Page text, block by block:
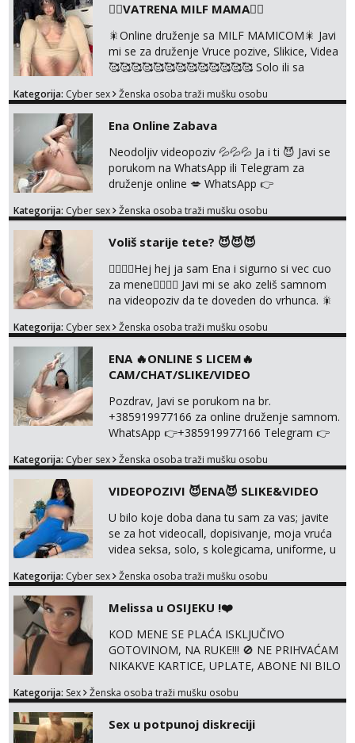
Uvijek sam spremna za ONLOINE zabavu.
Volim vruće u porukama uz pokoju fotku.
Radim slikice i videa po tvojoj želji te imam
raznih mater...
❤️‍🔥VATRENA MILF MAMA❤️‍🔥
🎇Online druženje sa MILF MAMICOM🎇 Javi
mi se za druženje Vruce pozive, Slikice, Videa
🥰🥰🥰🥰🥰🥰🥰🥰🥰🥰🥰🥰🥰 Solo ili sa
WhatsApp ili Telegram WhatsApp 👉
@enafriedrichkis 🤬NE RADIM SASTANKE I
DRUZENJA UZIVO🤬
Kategorija: Cyber sex Ženska osoba traži mušku osobu
Ena Online Zabava
Neodoljiv videopoziv 💦💦💦 Ja i ti 😈 Javi se
porukom na WhatsApp ili Telegram za
druženje online 💋 WhatsApp 👉
@enafriedrichkis NEE radimo sastnke uzivo
Kategorija: Cyber sex Ženska osoba traži mušku osobu
Voliš starije tete? 😈😈😈
❤️‍🔥❤️‍🔥Hej hej ja sam Ena i sigurno si vec cuo
za mene❤️‍🔥❤️‍🔥 Javi mi se ako zeliš samnom
na videopoziv da te doveden do vrhunca. 🎇
@enafriedrichkis Radim samo ONLINE I
Kategorija: Cyber sex Ženska osoba traži mušku osobu
ENA 🔥ONLINE S LICEM🔥
CAM/CHAT/SLIKE/VIDEO
Pozdrav, Javi se porukom na br.
+385919977166 za online druženje samnom.
WhatsApp 👉+385919977166 Telegram 👉
solo i s partnerom, kolegicama
haljine, štikle, samostojeće itd. Nudim
svakakva videa seksa, pušenje, razne
lokacije, suradnje s kolegicama, fetiši..
Dopisivanje i slike također radim. NIŠTA UŽI...
Kategorija: Cyber sex Ženska osoba traži mušku osobu
VIDEOPOZIVI 😈ENA😈 SLIKE&VIDEO
U bilo koje doba dana tu sam za vas; javite
se za hot videocall, dopisivanje, moja vruća
videa seksa, solo, s kolegicama, uniforme, u
+385919977166 Telegram 👉
UŽIVO
Kategorija: Cyber sex Ženska osoba traži mušku osobu
Melissa u OSIJEKU !❤️
KOD MENE SE PLAĆA ISKLJUČIVO
GOTOVINOM, NA RUKE!!! 🚫 NE PRIHVAĆAM
NIKAKVE KARTICE, UPLATE, ABONE NI BILO
SAMO GOTOVINA!!! Moje fotografije su
za dopisivanja Za dogovor mi piši direktno na
Kategorija: Sex Ženska osoba traži mušku osobu
Sex u potpunoj diskreciji